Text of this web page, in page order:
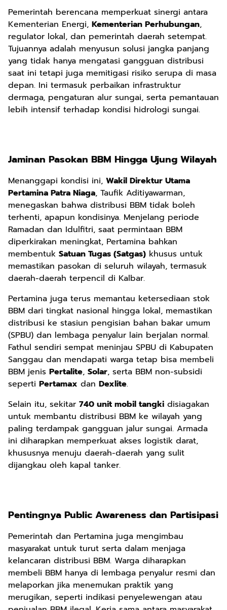
Pemerintah berencana memperkuat sinergi antara
Kementerian Energi, Kementerian Perhubungan,
regulator lokal, dan pemerintah daerah setempat.
Tujuannya adalah menyusun solusi jangka panjang
yang tidak hanya mengatasi gangguan distribusi
saat ini tetapi juga memitigasi risiko serupa di masa
depan. Ini termasuk perbaikan infrastruktur
dermaga, pengaturan alur sungai, serta pemantauan
lebih intensif terhadap kondisi hidrologi sungai.
Jaminan Pasokan BBM Hingga Ujung Wilayah
Menanggapi kondisi ini, Wakil Direktur Utama
Pertamina Patra Niaga, Taufik Aditiyawarman,
menegaskan bahwa distribusi BBM tidak boleh
terhenti, apapun kondisinya. Menjelang periode
Ramadan dan Idulfitri, saat permintaan BBM
diperkirakan meningkat, Pertamina bahkan
membentuk Satuan Tugas (Satgas) khusus untuk
memastikan pasokan di seluruh wilayah, termasuk
daerah-daerah terpencil di Kalbar.
Pertamina juga terus memantau ketersediaan stok
BBM dari tingkat nasional hingga lokal, memastikan
distribusi ke stasiun pengisian bahan bakar umum
(SPBU) dan lembaga penyalur lain berjalan normal.
Fathul sendiri sempat meninjau SPBU di Kabupaten
Sanggau dan mendapati warga tetap bisa membeli
BBM jenis Pertalite, Solar, serta BBM non-subsidi
seperti Pertamax dan Dexlite.
Selain itu, sekitar 740 unit mobil tangki disiagakan
untuk membantu distribusi BBM ke wilayah yang
paling terdampak gangguan jalur sungai. Armada
ini diharapkan memperkuat akses logistik darat,
khususnya menuju daerah-daerah yang sulit
dijangkau oleh kapal tanker.
Pentingnya Public Awareness dan Partisipasi
Pemerintah dan Pertamina juga mengimbau
masyarakat untuk turut serta dalam menjaga
kelancaran distribusi BBM. Warga diharapkan
membeli BBM hanya di lembaga penyalur resmi dan
melaporkan jika menemukan praktik yang
merugikan, seperti indikasi penyelewengan atau